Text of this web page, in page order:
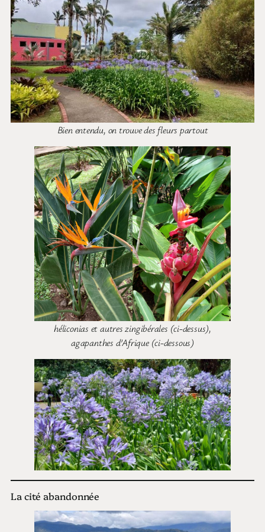
Bien entendu, on trouve des fleurs partout
héliconias et autres zingibérales (ci-dessus),
agapanthes d’Afrique (ci-dessous)
La cité abandonnée